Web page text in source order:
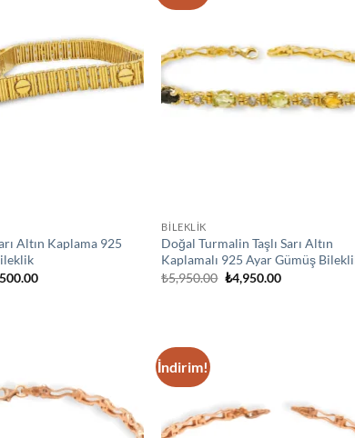
Altın Kaplama 925
Şu
BİLEKLİK
Doğal Turmalin Taşlı Sarı Altın
Kaplamalı 925 Ayar Gümüş
₺5,950.00 Orijinal
fiyat:
₺4,950.00Şu
İndirim!